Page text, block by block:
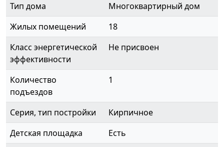
Тип дома
Многоквартирный дом
Жилых помещений
18
Класс энергетической
эффективности
Не присвоен
Количество
подъездов
1
Серия, тип постройки
Кирпичное
Детская площадка
Есть